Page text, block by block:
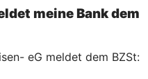
meine Bank dem
eG meldet dem BZSt: